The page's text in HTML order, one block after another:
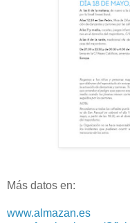
Más datos en:
www.almazan.es